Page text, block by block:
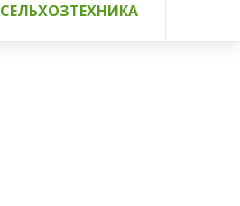
СЕЛЬХОЗТЕХНИКА